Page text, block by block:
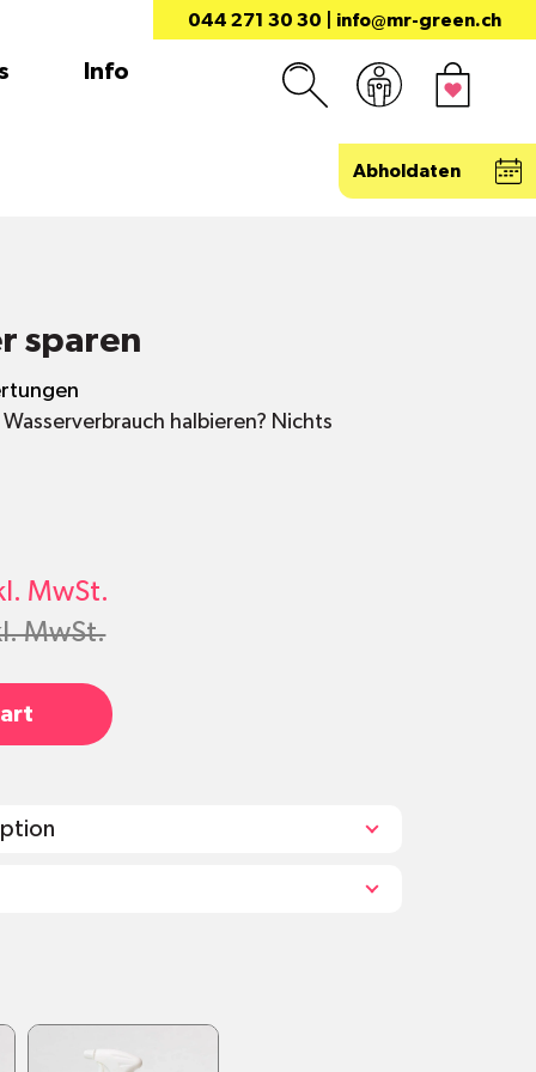
044 271 30 30 info@mr-green.ch
Info
Abholdaten
sparen
halbieren? Nichts
MwSt.
MwSt.
Schweiz mit erneuerbarer Energie
dank mitgeliefertem